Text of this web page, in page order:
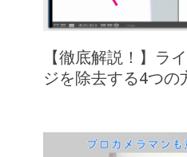
【徹底解説！】ラ
ジを除去する4つの